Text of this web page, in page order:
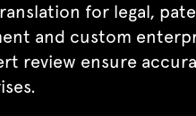
for legal,
and custom
review ensure